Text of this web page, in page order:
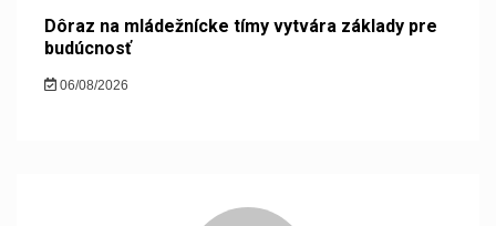
Dôraz na mládežnícke tímy vytvára základy pre
budúcnosť
06/08/2026